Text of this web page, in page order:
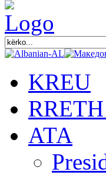
KREU
АТА